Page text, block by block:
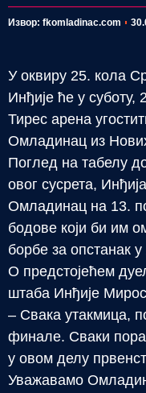
Извор: fkomladinac.com
У оквиру 25. кола
Инђије ће у суботу,
Тирес арена
Омладинац из
Поглед на табелу
овог сусрета,
Омладинац на 13.
бодове који би им
борбе за опстанак у
О предстојећем
штаба Инђије
– Свака утакмица,
финале. Сваки
у овом делу
Уважавамо